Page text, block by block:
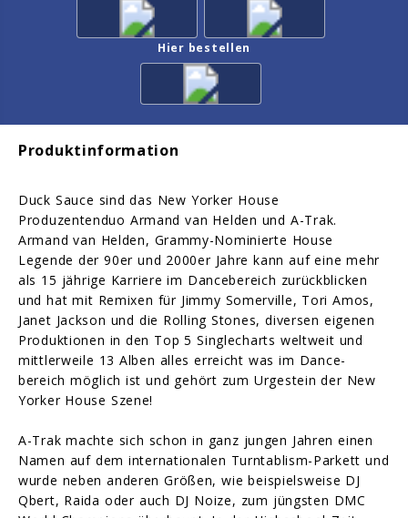
Hier bestellen
Produktinformation
Duck Sauce sind das New Yorker House
Produzentenduo Armand van Helden und A-Trak.
Armand van Helden, Grammy-Nominierte House
Legende der 90er und 2000er Jahre kann auf eine mehr
als 15 jährige Karriere im Dancebereich zurückblicken
und hat mit Remixen für Jimmy Somerville, Tori Amos,
Janet Jackson und die Rolling Stones, diversen eigenen
Produktionen in den Top 5 Singlecharts weltweit und
mittlerweile 13 Alben alles erreicht was im Dance-
bereich möglich ist und gehört zum Urgestein der New
Yorker House Szene!
A-Trak machte sich schon in ganz jungen Jahren einen
Namen auf dem internationalen Turntablism-Parkett und
wurde neben anderen Größen, wie beispielsweise DJ
Qbert, Raida oder auch DJ Noize, zum jüngsten DMC